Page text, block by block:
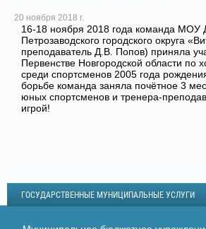
20 ноября 2018 г.
16-18 ноября 2018 года команда
Петрозаводского городского округа
преподаватель Д.В. Попов) приняла
Первенстве Новгородской области по
среди спортсменов 2005 года
борьбе команда заняла почётное 3
юных спортсменов и тренера-
игрой!
ГОСУДАРСТВЕННЫЕ МУНИЦИПАЛЬНЫЕ УСЛУГИ